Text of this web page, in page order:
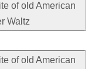
of old American
Waltz
of old American